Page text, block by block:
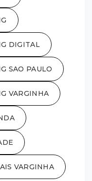
DIGITAL
SAO PAULO
VARGINHA
VARGINHA